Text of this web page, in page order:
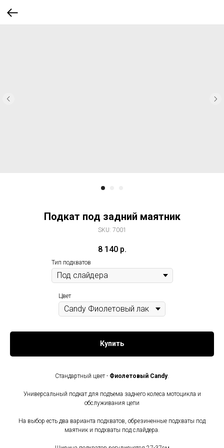
Подкат под задний маятник
SKU: 7001
8 140 р.
Тип подхватов
Цвет
Купить
Стандартный цвет - Фиолетовый Candy.
Универсальный подкат для подъема заднего колеса мотоцикла и
обслуживания цепи
На выбор есть два варианта подхватов, обрезиненные подхваты под
маятник и подхваты под слайдера.